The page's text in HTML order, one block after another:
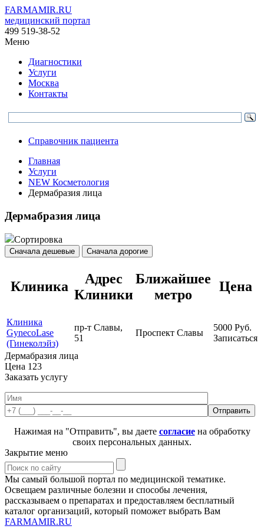
FARMAMIR.RU
медицинский портал
499 519-38-52
Меню
Диагностики
Услуги
Москва
Контакты
Справочник пациента
Главная
Услуги
NEW Косметология
Дермабразия лица
Дермабразия лица
Сортировка
Сначала дешевые Сначала дорогие
Клиника
Адрес
Клиники
Ближайшее
метро
Цена
Клиника
GynecoLase
(Гинеколэйз)
пр-т Славы,
51
Проспект Славы
5000 Руб.
Записаться
Дермабразия лица
Цена 123
Заказать услугу
Нажимая на "Отправить", вы даете согласиена обработку
своих персональных данных.
Закрытие меню
Мы самый большой портал по медицинской тематике.
Освещаем различные болезни и способы лечения,
рассказываем о препаратах и предоставляем бесплатный
каталог организаций, который поможет выбрать Вам
FARMAMIR.RU